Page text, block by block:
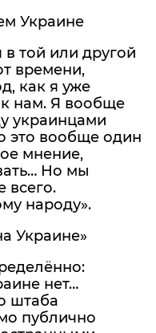
Украине
в той или другой
времени,
как я уже
нам. Я вообще
украинцами
это вообще один
мнение,
Но мы
всего.
народу».
Украине»
нет…
штаба
публично